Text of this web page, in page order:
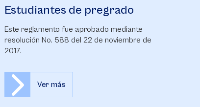
Estudiantes de pregrado
Este reglamento fue aprobado mediante
resolución No. 588 del 22 de noviembre de
2017.
Ver más